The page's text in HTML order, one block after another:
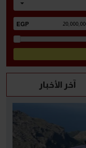
آخر الأخبار